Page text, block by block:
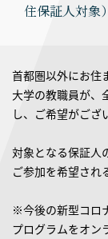
住保証人対象）
首都圏以外にお住
大学の教職員が、
し、ご希望がござ
対象となる保証人
ご参加を希望され
※今後の新型コロ
プログラムをオン